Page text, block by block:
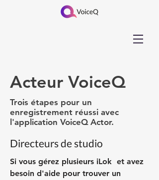
Acteur VoiceQ
Trois étapes pour un
enregistrement réussi avec
l'application VoiceQ Actor.
Directeurs de studio
Si vous gérez plusieurs iLok et avez
besoin d'aide pour trouver un